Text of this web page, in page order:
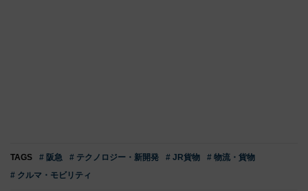
TAGS # 阪急 # テクノロジー・新開発 # JR貨物
# 物流・貨物
# クルマ・モビリティ